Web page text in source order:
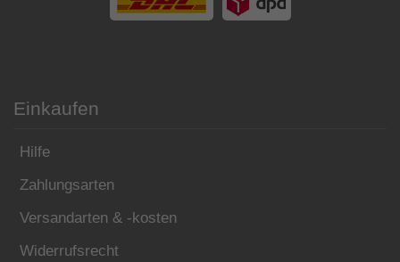
Einkaufen
Hilfe
Zahlungsarten
Versandarten & -kosten
Widerrufsrecht